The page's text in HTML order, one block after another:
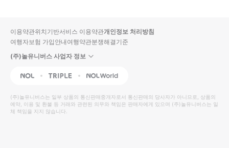
입니
다.
높
은
순
동
영
상
순
상
이용약관위치기반서비스 이용약관개인정보 처리방침
여행자보험 가입안내여행약관분쟁해결기준
(주)놀유니버스 사업자 정보
NOL Triple Interpark Global
(주)놀유니버스는 일부 상품의 통신판매중개자로서 통신판매의 당사자가 아니므로, 상품의
예약, 이용 및 환불 등 거래와 관련된 의무와 책임은 판매자에게 있으며 (주)놀유니버스는 일
체 책임을 지지 않습니다.